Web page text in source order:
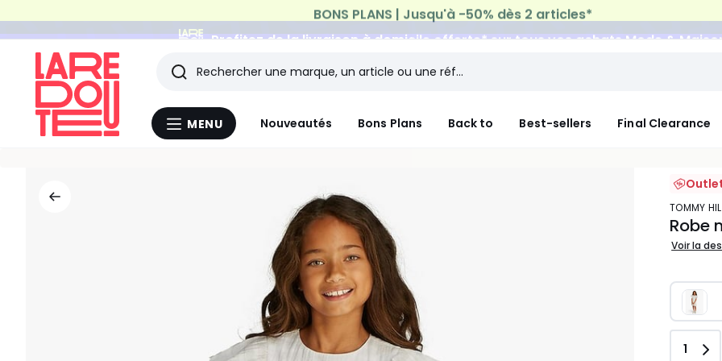
Profitez de la livraison à domicile offerte*sur tous vos achats Mode &
Menu
MENU Nouveautés Bons Plans Back to Best-sellers Final Clearance
Rechercher
Les
derniers
consultés
TOMMY
Robe
Voir la
1